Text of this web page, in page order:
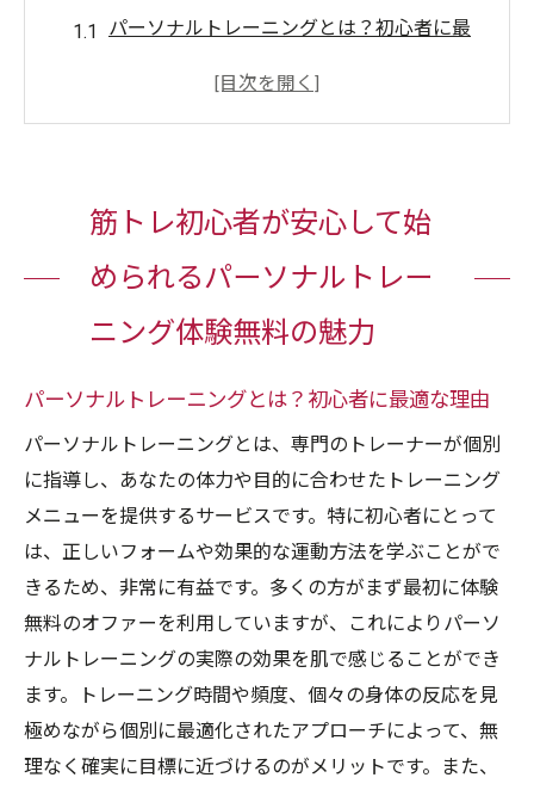
パーソナルトレーニングとは？初心者に最
初心者が陥りがちなミスを防ぐアドバイス
目標達成までの道のりを明確にする方法
生む効果
筋トレ初心者必見の方法
無料体験の予約方法と流れ
体験時に持参するべきアイテムリスト
初心者に最適なトレーニングメニューの例
体験後のフィードバックを活用する方法
パーソナルトレーニングを続けるためのコ
ツ
無料体験後に期待できる変化
正しい筋トレ方法を学ぶなら体験無料のパーソ
ナルトレーニングを活用
筋トレ初心者が安心して始
められるパーソナルトレー
ニング体験無料の魅力
パーソナルトレーニングとは？初心者に最適な理由
パーソナルトレーニングとは、専門のトレーナーが個別
に指導し、あなたの体力や目的に合わせたトレーニング
メニューを提供するサービスです。特に初心者にとって
は、正しいフォームや効果的な運動方法を学ぶことがで
きるため、非常に有益です。多くの方がまず最初に体験
無料のオファーを利用していますが、これによりパーソ
ナルトレーニングの実際の効果を肌で感じることができ
ます。トレーニング時間や頻度、個々の身体の反応を見
極めながら個別に最適化されたアプローチによって、無
理なく確実に目標に近づけるのがメリットです。また、